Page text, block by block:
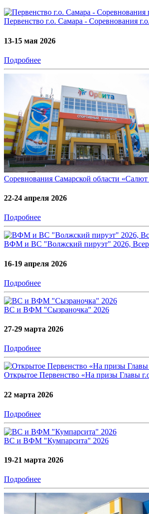
Первенство г.о. Самара - Соревнования
13-15 мая 2026
Подробнее
Соревнования Самарской области
22-24 апреля 2026
Подробнее
ВФМ и ВС "Волжский пируэт" 2026,
16-19 апреля 2026
Подробнее
ВС и ВФМ "Сызраночка" 2026
27-29 марта 2026
Подробнее
Открытое Первенство «На призы Главы
22 марта 2026
Подробнее
ВС и ВФМ "Кумпарсита" 2026
19-21 марта 2026
Подробнее